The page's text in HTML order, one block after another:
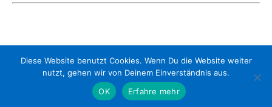
Kontakt Jobs Impressum Media-Kit
© 2013 - 2023 PS4source
Diese Website benutzt Cookies. Wenn Du die Website weiter
nutzt, gehen wir von Deinem Einverständnis aus.
OK
Erfahre mehr